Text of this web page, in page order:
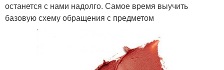
останется с нами надолго. Самое время выучить
базовую схему обращения с предметом